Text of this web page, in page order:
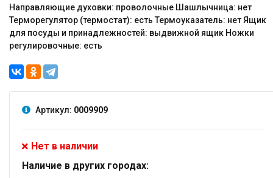
Направляющие духовки: проволочные Шашлычница: нет
Терморегулятор (термостат): есть Термоуказатель: нет Ящик
для посуды и принадлежностей: выдвижной ящик Ножки
регулировочные: есть
Артикул: 0009909
Нет в наличии
Наличие в других городах: